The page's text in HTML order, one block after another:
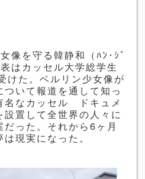
像を守る韓静和（ﾊﾝ･ｼﾞ
はカッセル大学総学生
けた。ベルリン少女像が
いて報道を通して知っ
名なカッセル ドキュメ
置して全世界の人々に
った。それから6ヶ月
現実になった。